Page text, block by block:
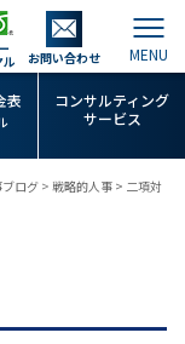
ル お問い合わせ
表
コンサルティング
サービス
ログ > 戦略的人事 > 二項対